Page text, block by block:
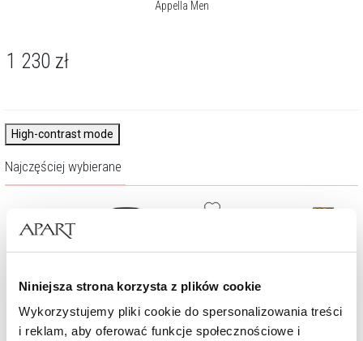
Niniejsza strona korzysta z plików cookie
Wykorzystujemy pliki cookie do spersonalizowania treści
i reklam, aby oferować funkcje społecznościowe i
Appella Men
1 230 zł
High-contrast mode
Najczęściej wybierane